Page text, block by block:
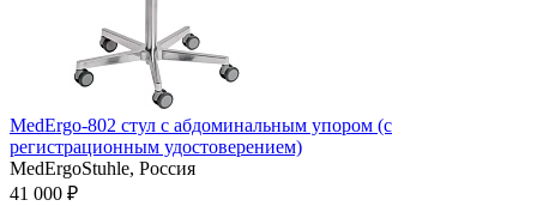
MedErgo-802 cтул с абдоминальным упором (с
регистрационным удостоверением)
MedErgoStuhle, Россия
41 000 ₽